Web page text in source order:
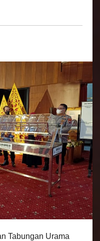
Tabungan Urama